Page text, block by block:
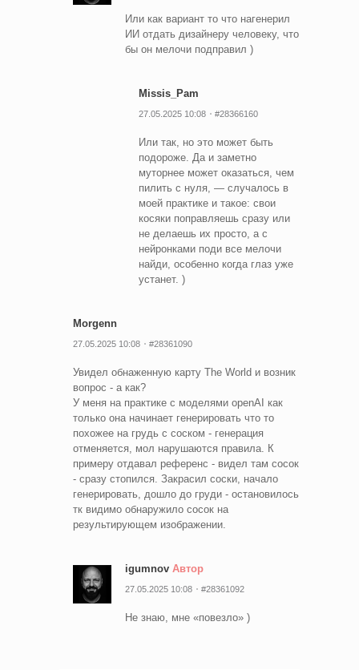
Или как вариант то что нагенерил
ИИ отдать дизайнеру человеку, что
бы он мелочи подправил )
Missis_Pam
27.05.2025 10:08 #28366160
Или так, но это может быть
подороже. Да и заметно
муторнее может оказаться, чем
пилить с нуля, — случалось в
моей практике и такое: свои
косяки поправляешь сразу или
не делаешь их просто, а с
нейронками поди все мелочи
найди, особенно когда глаз уже
устанет. )
Morgenn
27.05.2025 10:08 #28361090
Увидел обнаженную карту The World и возник
вопрос - а как?
У меня на практике с моделями openAI как
только она начинает генерировать что то
похожее на грудь с соском - генерация
отменяется, мол нарушаются правила. К
примеру отдавал референс - видел там сосок
- сразу стопился. Закрасил соски, начало
генерировать, дошло до груди - остановилось
тк видимо обнаружило сосок на
результирующем изображении.
igumnov Автор
27.05.2025 10:08 #28361092
Не знаю, мне «повезло» )